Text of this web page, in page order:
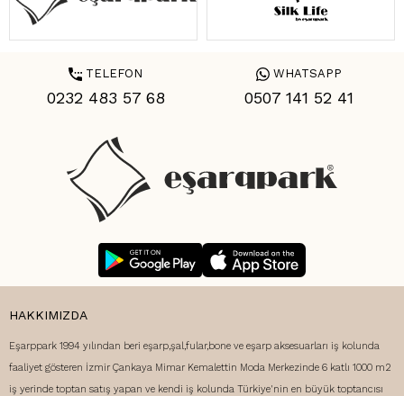
TELEFON
0232 483 57 68
WHATSAPP
0507 141 52 41
HAKKIMIZDA
Eşarppark 1994 yılından beri eşarp,şal,fular,bone ve eşarp aksesuarları iş kolunda
faaliyet gösteren İzmir Çankaya Mimar Kemalettin Moda Merkezinde 6 katlı 1000 m2
iş yerinde toptan satış yapan ve kendi iş kolunda Türkiye'nin en büyük toptancısı